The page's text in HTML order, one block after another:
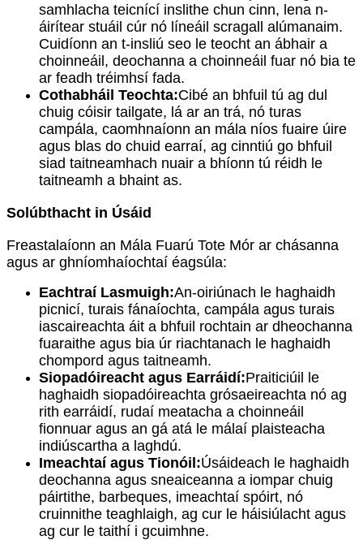
samhlacha teicnící inslithe chun cinn, lena n-
áirítear stuáil cúr nó líneáil scragall alúmanaim.
Cuidíonn an t-insliú seo le teocht an ábhair a
choinneáil, deochanna a choinneáil fuar nó bia te
ar feadh tréimhsí fada.
Cothabháil Teochta:Cibé an bhfuil tú ag dul
chuig cóisir tailgate, lá ar an trá, nó turas
campála, caomhnaíonn an mála níos fuaire úire
agus blas do chuid earraí, ag cinntiú go bhfuil
siad taitneamhach nuair a bhíonn tú réidh le
taitneamh a bhaint as.
Solúbthacht in Úsáid
Freastalaíonn an Mála Fuarú Tote Mór ar chásanna
agus ar ghníomhaíochtaí éagsúla:
Eachtraí Lasmuigh:An-oiriúnach le haghaidh
picnicí, turais fánaíochta, campála agus turais
iascaireachta áit a bhfuil rochtain ar dheochanna
fuaraithe agus bia úr riachtanach le haghaidh
chompord agus taitneamh.
Siopadóireacht agus Earráidí:Praiticiúil le
haghaidh siopadóireachta grósaeireachta nó ag
rith earráidí, rudaí meatacha a choinneáil
fionnuar agus an gá atá le málaí plaisteacha
indiúscartha a laghdú.
Imeachtaí agus Tionóil:Úsáideach le haghaidh
deochanna agus sneaiceanna a iompar chuig
páirtithe, barbeques, imeachtaí spóirt, nó
cruinnithe teaghlaigh, ag cur le háisiúlacht agus
ag cur le taithí i gcuimhne.